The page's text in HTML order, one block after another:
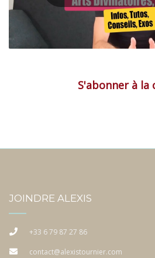
S'abonner à la
JOINDRE ALEXIS
+33 6 79 87 27 86
contact@alexistournier.com